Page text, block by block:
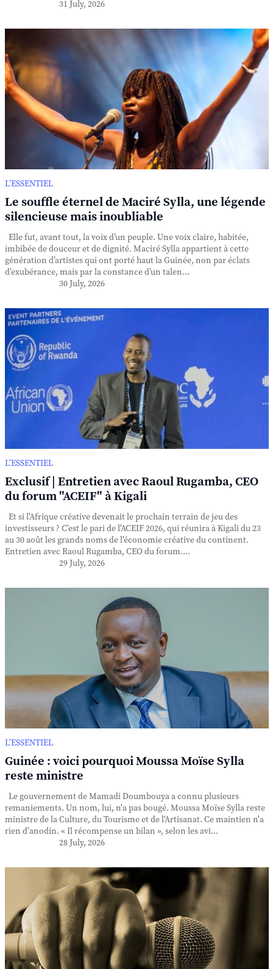
31 July, 2026
L’ESSENTIEL
Le souffle éternel de Maciré Sylla, une légende
silencieuse mais inoubliable
Elle fut, avant tout, la voix d’un peuple. Une voix claire, habitée,
imbibée de douceur et de dignité. Maciré Sylla appartient à cette
génération d’artistes qui ont porté haut la Guinée, non par éclats
d’exubérance, mais par la constance d’un talen...
30 July, 2026
L’ESSENTIEL
Exclusif | Entretien avec Raoul Rugamba, CEO
du forum "ACEIF" à Kigali
Et si l'Afrique créative devenait le prochain terrain de jeu des
investisseurs ? C'est le pari de l'ACEIF 2026, qui réunira à Kigali du 23
au 30 août les grands noms de l'économie créative du continent.
Entretien avec Raoul Rugamba, CEO du forum....
29 July, 2026
L’ESSENTIEL
Guinée : voici pourquoi Moussa Moïse Sylla
reste ministre
Le gouvernement de Mamadi Doumbouya a connu plusieurs
remaniements. Un nom, lui, n'a pas bougé. Moussa Moïse Sylla reste
ministre de la Culture, du Tourisme et de l'Artisanat. Ce maintien n'a
rien d'anodin. « Il récompense un bilan », selon les avi...
28 July, 2026